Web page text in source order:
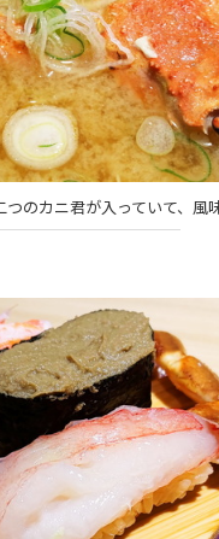
のカニ君が入っていて、風